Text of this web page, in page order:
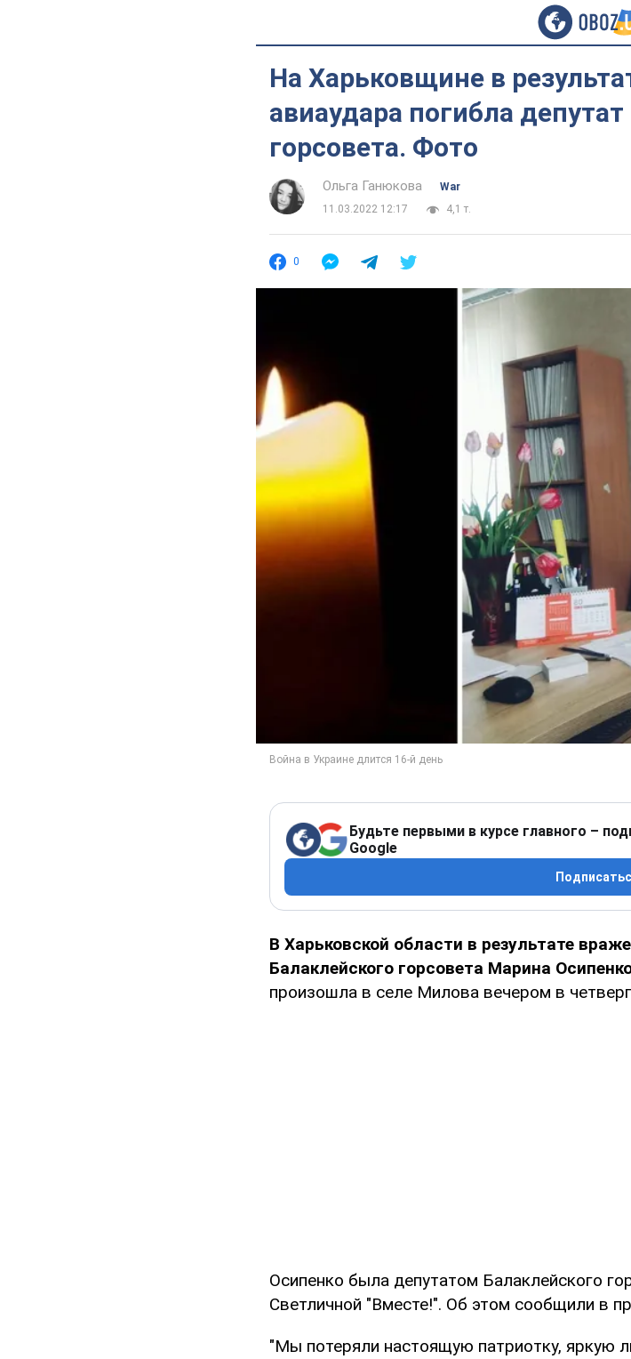
На Харьковщине в
авиаудара погибла
горсовета. Фото
Ольга Ганюкова
War
11.03.2022 12:17
4,1 т.
0
Будьте первыми в курсе главного –
Google
В Харьковской области в результате
Балаклейского горсовета Марина
произошла в селе Милова вечером в
Осипенко была депутатом Балаклейского
Светличной "Вместе!". Об этом сообщили в
"Мы потеряли настоящую патриотку, яркую